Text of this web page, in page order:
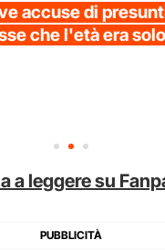
accuse di
che l'età era
a leggere su